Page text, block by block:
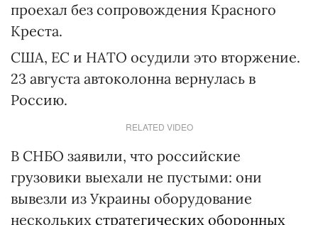
проехал без сопровождения Красного
Креста.
США, ЕС и НАТО осудили это вторжение.
23 августа автоколонна вернулась в
Россию.
RELATED VIDEO
В СНБО заявили, что российские
грузовики выехали не пустыми: они
вывезли из Украины оборудование
нескольких стратегических оборонных